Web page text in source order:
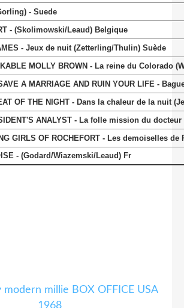
- Suede
- (Skolimowski/Leaud) Belgique
- Jeux de nuit (Zetterling/Thulin) Suède
MOLLY BROWN - La reine du Colorado
A MARRIAGE AND RUIN YOUR LIFE -
OF THE NIGHT - Dans la chaleur de la nuit
ANALYST - La folle mission du
GIRLS OF ROCHEFORT - Les demoiselles
- (Godard/Wiazemski/Leaud) Fr